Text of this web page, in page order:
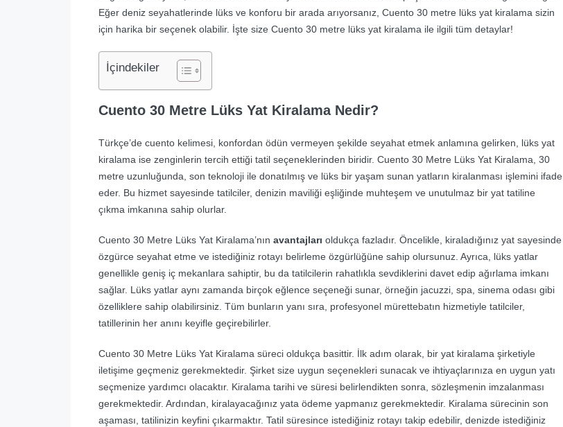
Eğer deniz seyahatlerinde lüks ve konforu bir arada arıyorsanız, Cuento 30 metre lüks yat kiralama sizin
için harika bir seçenek olabilir. İşte size Cuento 30 metre lüks yat kiralama ile ilgili tüm detaylar!
İçindekiler
Cuento 30 Metre Lüks Yat Kiralama Nedir?
Türkçe’de cuento kelimesi, konfordan ödün vermeyen şekilde seyahat etmek anlamına gelirken, lüks yat
kiralama ise zenginlerin tercih ettiği tatil seçeneklerinden biridir. Cuento 30 Metre Lüks Yat Kiralama, 30
metre uzunluğunda, son teknoloji ile donatılmış ve lüks bir yaşam sunan yatların kiralanması işlemini ifade
eder. Bu hizmet sayesinde tatilciler, denizin maviliği eşliğinde muhteşem ve unutulmaz bir yat tatiline
çıkma imkanına sahip olurlar.
Cuento 30 Metre Lüks Yat Kiralama’nın avantajları oldukça fazladır. Öncelikle, kiraladığınız yat sayesinde
özgürce seyahat etme ve istediğiniz rotayı belirleme özgürlüğüne sahip olursunuz. Ayrıca, lüks yatlar
genellikle geniş iç mekanlara sahiptir, bu da tatilcilerin rahatlıkla sevdiklerini davet edip ağırlama imkanı
sağlar. Lüks yatlar aynı zamanda birçok eğlence seçeneği sunar, örneğin jacuzzi, spa, sinema odası gibi
özelliklere sahip olabilirsiniz. Tüm bunların yanı sıra, profesyonel mürettebatın hizmetiyle tatilciler,
tatillerinin her anını keyifle geçirebilirler.
Cuento 30 Metre Lüks Yat Kiralama süreci oldukça basittir. İlk adım olarak, bir yat kiralama şirketiyle
iletişime geçmeniz gerekmektedir. Şirket size uygun seçenekleri sunacak ve ihtiyaçlarınıza en uygun yatı
seçmenize yardımcı olacaktır. Kiralama tarihi ve süresi belirlendikten sonra, sözleşmenin imzalanması
gerekmektedir. Ardından, kiralayacağınız yata ödeme yapmanız gerekmektedir. Kiralama sürecinin son
aşaması, tatilinizin keyfini çıkarmaktır. Tatil süresince istediğiniz rotayı takip edebilir, denizde istediğiniz